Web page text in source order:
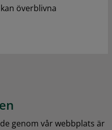
överblivna
genom vår webbplats är